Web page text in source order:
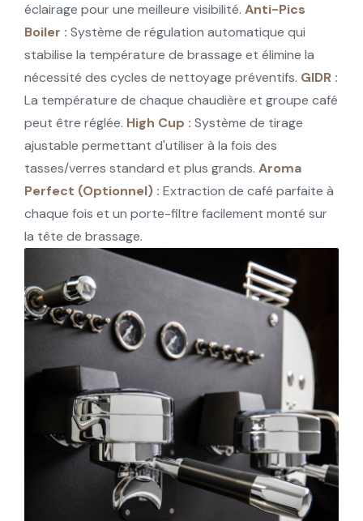
éclairage pour une meilleure visibilité. Anti-Pics
Boiler : Système de régulation automatique qui
stabilise la température de brassage et élimine la
nécessité des cycles de nettoyage préventifs. GIDR :
La température de chaque chaudière et groupe café
peut être réglée. High Cup : Système de tirage
ajustable permettant d'utiliser à la fois des
tasses/verres standard et plus grands. Aroma
Perfect (Optionnel) : Extraction de café parfaite à
chaque fois et un porte-filtre facilement monté sur
la tête de brassage.